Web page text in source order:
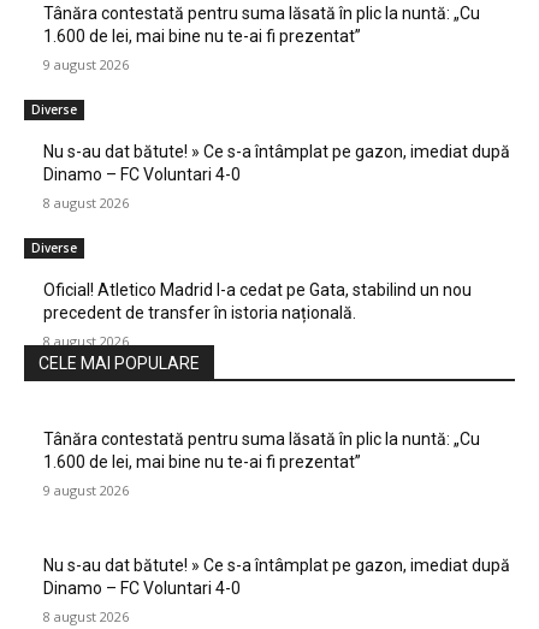
Tânăra contestată pentru suma lăsată în plic la nuntă: „Cu
1.600 de lei, mai bine nu te-ai fi prezentat”
9 august 2026
Diverse
Nu s-au dat bătute! » Ce s-a întâmplat pe gazon, imediat după
Dinamo – FC Voluntari 4-0
8 august 2026
Diverse
Oficial! Atletico Madrid l-a cedat pe Gata, stabilind un nou
precedent de transfer în istoria națională.
8 august 2026
CELE MAI POPULARE
Tânăra contestată pentru suma lăsată în plic la nuntă: „Cu
1.600 de lei, mai bine nu te-ai fi prezentat”
9 august 2026
Nu s-au dat bătute! » Ce s-a întâmplat pe gazon, imediat după
Dinamo – FC Voluntari 4-0
8 august 2026